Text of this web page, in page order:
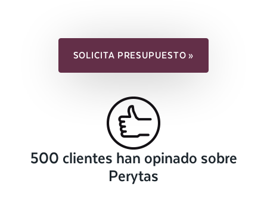
SOLICITA PRESUPUESTO »
500 clientes han opinado sobre
Perytas